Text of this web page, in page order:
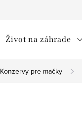
Život na záhrade
Konzervy pre mačky